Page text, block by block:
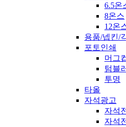
6.5온
8온스
12온
용품/넵킨/
포토인쇄
머그
텀블
투명
타올
자석광고
자석
자석